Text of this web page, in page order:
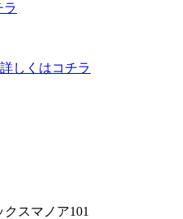
ラ
しくはコチラ
スマノア101